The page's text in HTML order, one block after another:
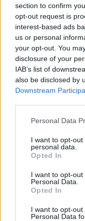
section to confirm
opt-out request is
interest-based ads
us or personal
your opt-out. You
disclosure of your
IAB’s list of
also be disclosed by
Downstream
Please note that this
not limited to your
grant or deny
use your data for
consent section.
Personal Data
I want to opt-
personal data.
Opted In
I want to opt-
Personal Data.
Opted In
I want to opt-
Personal Data
ροδάκινο
1 1/2 κούπα
Εκτέλεση: